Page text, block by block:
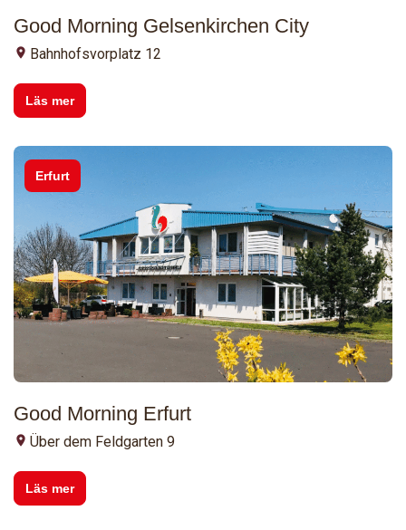
Good Morning Gelsenkirchen City
Bahnhofsvorplatz 12
Läs mer
Erfurt
Good Morning Erfurt
Über dem Feldgarten 9
Läs mer